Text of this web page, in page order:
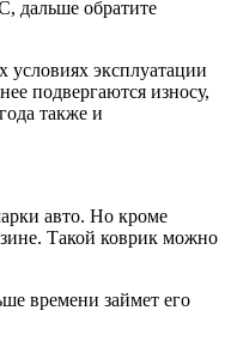
дальше обратите
эксплуатации
подвергаются износу,
также и
авто. Но кроме
Такой коврик можно
времени займет его